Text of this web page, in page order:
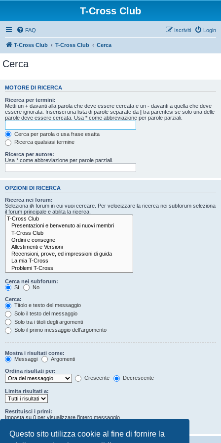
Questo sito utilizza cookie al fine di fornire la
T-Cross Club
FAQ Login
Iscriviti
T-Cross Club T-Cross Club Cerca
Cerca
MOTORE DI RICERCA
Ricerca per termini:
Metti un + davanti alla parola che deve essere cercata e un - davanti a quella che deve
essere ignorata. Inserisci una lista di parole separate da | tra parentesi se solo una delle
parole deve essere cercata. Usa * come abbreviazione per parole parziali.
Cerca per parola o usa frase esatta
Ricerca qualsiasi termine
Ricerca per autore:
Usa * come abbreviazione per parole parziali.
OPZIONI DI RICERCA
Ricerca nei forum:
Seleziona il/i forum in cui vuoi cercare. Per velocizzare la ricerca nei subforum seleziona
il forum principale e abilita la ricerca.
Cerca nei subforum:
Sì
No
Cerca:
Titolo e testo del messaggio
Solo il testo del messaggio
Solo tra i titoli degli argomenti
Solo il primo messaggio dell’argomento
Mostra i risultati come:
Messaggi
Argomenti
Ordina risultati per:
Crescente
Decrescente
Limita risultati a:
Restituisci i primi:
Imposta su 0 per visualizzare l’intero messaggio.